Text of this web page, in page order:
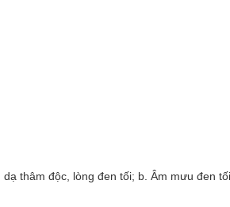
thâm độc, lòng đen tối; b. Âm mưu đen